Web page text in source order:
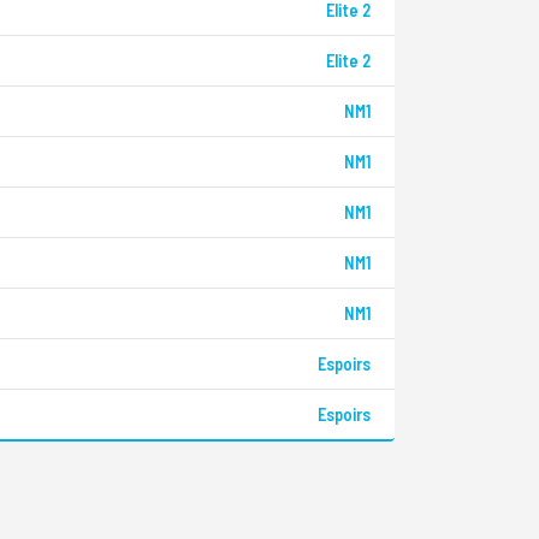
Elite 2
Elite 2
NM1
NM1
NM1
NM1
NM1
Espoirs
Espoirs